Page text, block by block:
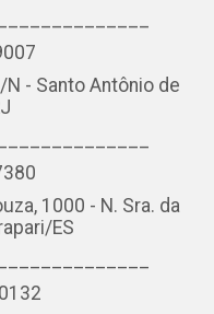
- Santo Antônio de
1000 - N. Sra. da
ES